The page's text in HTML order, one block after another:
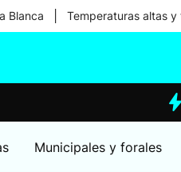
Blanca Temperaturas altas y
Municipales y forales